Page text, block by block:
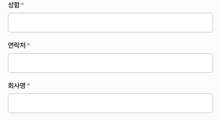
성함*
연락처 *
회사명 *